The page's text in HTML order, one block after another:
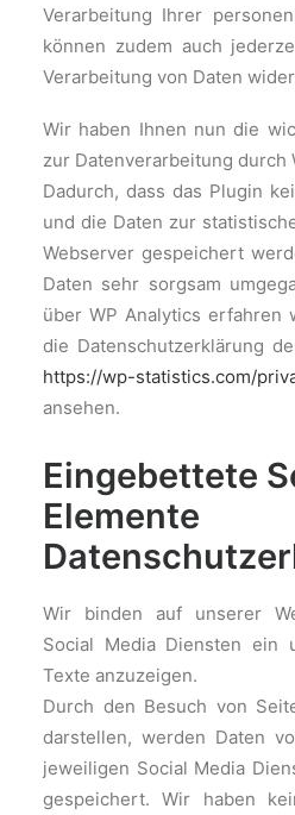
Verarbeitung Ihrer
können zudem auch
Verarbeitung von Daten
Wir haben Ihnen nun die
zur Datenverarbeitung durch
Dadurch, dass das Plugin
und die Daten zur
Webserver gespeichert
Daten sehr sorgsam
über WP Analytics erfahren
die Datenschutzerklärung
https://wp-statistics.com/
ansehen.
Eingebettete
Elemente
Wir binden auf unserer
Social Media Diensten ein
Texte anzuzeigen.
Durch den Besuch von
darstellen, werden Daten
jeweiligen Social Media
gespeichert. Wir haben